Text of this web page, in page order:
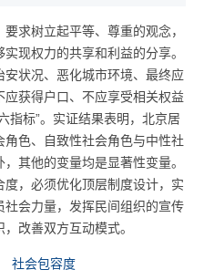
求树立起平等、尊重的观念，
现权力的共享和利益的分享。
状况、恶化城市环境、最终应
获得户口、不应享受相关权益
指标”。实证结果表明，北京居
色、自致性社会角色与中性社
其他的变量均是显著性变量。
，必须优化顶层制度设计，实
会力量，发挥民间组织的宣传
改善双方互动模式。
社会包容度